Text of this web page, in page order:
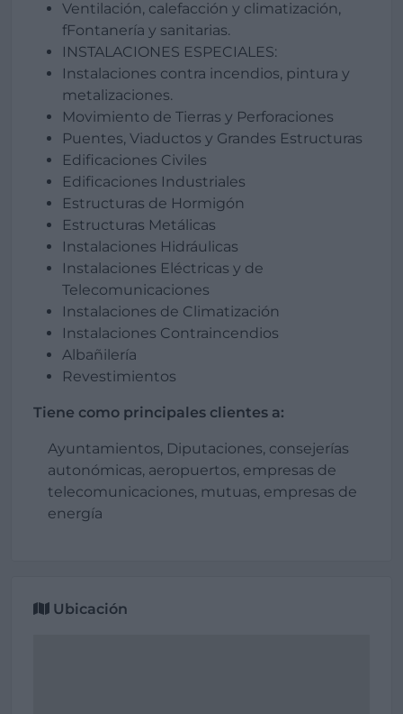
Ventilación, calefacción y climatización,
fFontanería y sanitarias.
INSTALACIONES ESPECIALES:
Instalaciones contra incendios, pintura y
metalizaciones.
Movimiento de Tierras y Perforaciones
Puentes, Viaductos y Grandes Estructuras
Edificaciones Civiles
Edificaciones Industriales
Estructuras de Hormigón
Estructuras Metálicas
Instalaciones Hidráulicas
Instalaciones Eléctricas y de
Telecomunicaciones
Instalaciones de Climatización
Instalaciones Contraincendios
Albañilería
Revestimientos
Tiene como principales clientes a:
Ayuntamientos, Diputaciones, consejerías
autonómicas, aeropuertos, empresas de
telecomunicaciones, mutuas, empresas de
energía
Ubicación